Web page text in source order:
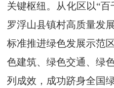
关键枢纽。从化区以“
罗浮山县镇村高质量发
标准推进绿色发展示范
色建筑、绿色交通、绿
列成效，成功跻身全国